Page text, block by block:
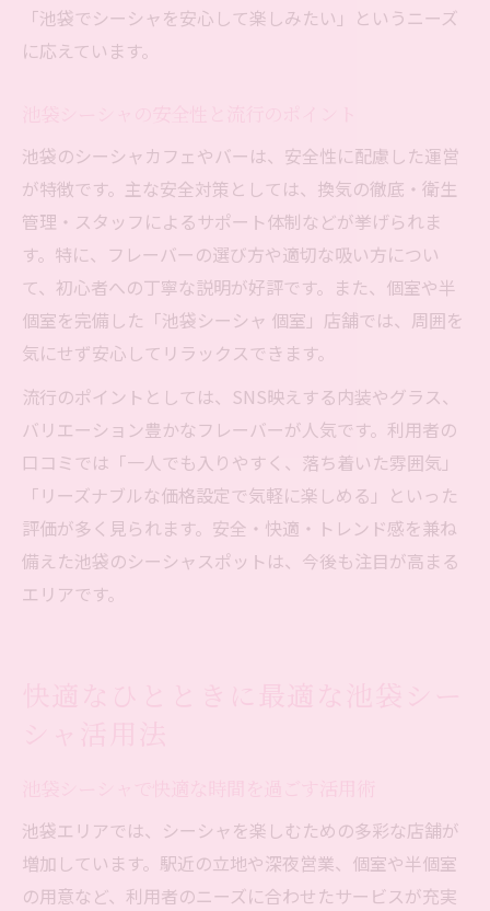
「池袋でシーシャを安心して楽しみたい」というニーズ
に応えています。
池袋のシーシャカフェやバーは、安全性に配慮した運営
が特徴です。主な安全対策としては、換気の徹底・衛生
管理・スタッフによるサポート体制などが挙げられま
す。特に、フレーバーの選び方や適切な吸い方につい
て、初心者への丁寧な説明が好評です。また、個室や半
個室を完備した「池袋シーシャ 個室」店舗では、周囲を
気にせず安心してリラックスできます。
流行のポイントとしては、SNS映えする内装やグラス、
バリエーション豊かなフレーバーが人気です。利用者の
口コミでは「一人でも入りやすく、落ち着いた雰囲気」
「リーズナブルな価格設定で気軽に楽しめる」といった
評価が多く見られます。安全・快適・トレンド感を兼ね
備えた池袋のシーシャスポットは、今後も注目が高まる
エリアです。
池袋エリアでは、シーシャを楽しむための多彩な店舗が
増加しています。駅近の立地や深夜営業、個室や半個室
の用意など、利用者のニーズに合わせたサービスが充実